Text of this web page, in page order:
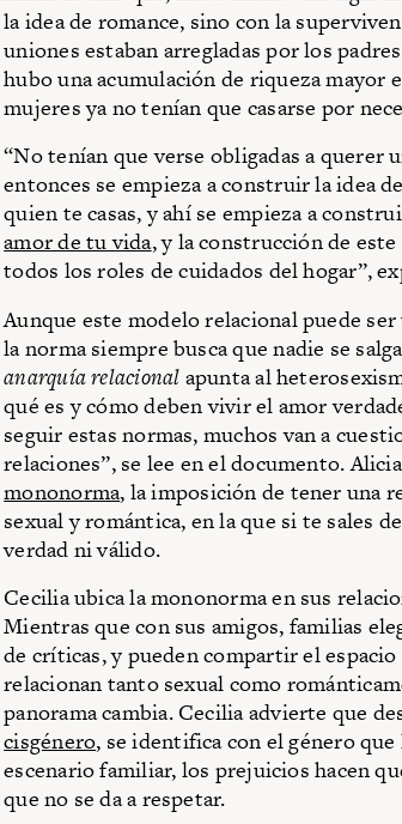
la idea de romance, sino con la
uniones estaban arregladas por los
hubo una acumulación de riqueza mayor
mujeres ya no tenían que casarse por
“No tenían que verse obligadas a querer
entonces se empieza a construir la idea
quien te casas, y ahí se empieza a
amor de tu vida, y la construcción de
todos los roles de cuidados del hogar”,
Aunque este modelo relacional puede
la norma siempre busca que nadie se
anarquía relacional apunta al
qué es y cómo deben vivir el amor
seguir estas normas, muchos van a
relaciones”, se lee en el documento.
mononorma, la imposición de tener una
sexual y romántica, en la que si te sales
verdad ni válido.
Cecilia ubica la mononorma en sus
Mientras que con sus amigos, familias
de críticas, y pueden compartir el
relacionan tanto sexual como
panorama cambia. Cecilia advierte que
cisgénero, se identifica con el género
escenario familiar, los prejuicios hacen
que no se da a respetar.